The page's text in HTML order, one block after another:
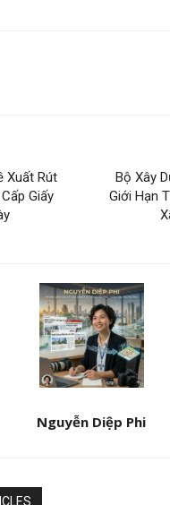
Xuất Rút
Giấy
Bộ Xây
Giới Hạn
Nguyễn Diệp Phi